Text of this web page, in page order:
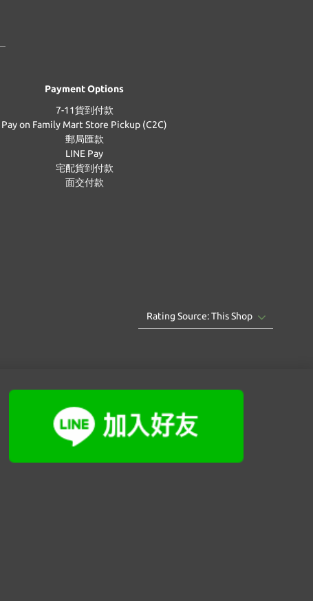
Payment Options
7-11貨到付款
Pay on Family Mart Store Pickup (C2C)
郵局匯款
LINE Pay
宅配貨到付款
面交付款